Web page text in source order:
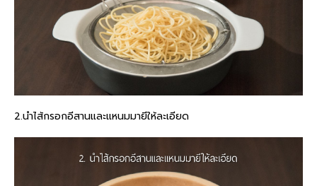
2.นำไส้กรอกอีสานและแหนมมายีให้ละเอียด